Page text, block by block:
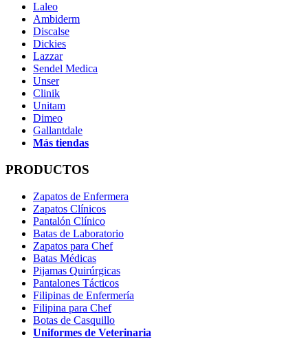
Laleo
Ambiderm
Discalse
Dickies
Lazzar
Sendel Medica
Unser
Clinik
Unitam
Dimeo
Gallantdale
Más tiendas
PRODUCTOS
Zapatos de Enfermera
Zapatos Clínicos
Pantalón Clínico
Batas de Laboratorio
Zapatos para Chef
Batas Médicas
Pijamas Quirúrgicas
Pantalones Tácticos
Filipinas de Enfermería
Filipina para Chef
Botas de Casquillo
Uniformes de Veterinaria